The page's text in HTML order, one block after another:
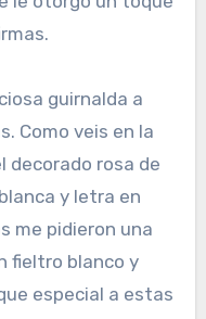
guirnalda a
Como veis en la
decorado rosa de
y letra en
me pidieron una
fieltro blanco y
especial a estas